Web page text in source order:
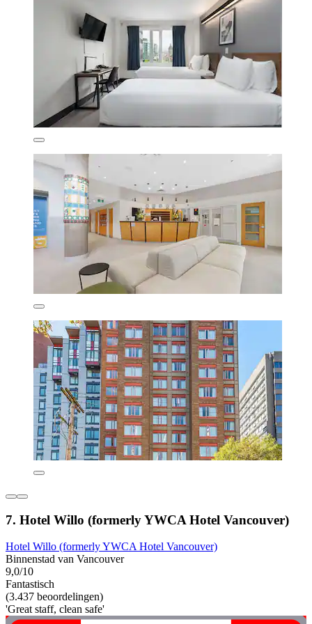
7. Hotel Willo (formerly YWCA Hotel Vancouver)
Hotel Willo (formerly YWCA Hotel Vancouver)
Binnenstad van Vancouver
9,0/10
Fantastisch
(3.437 beoordelingen)
'Great staff, clean safe'